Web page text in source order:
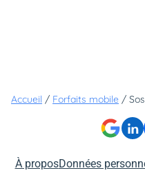
Accueil / Forfaits mobile /
À proposDonnées